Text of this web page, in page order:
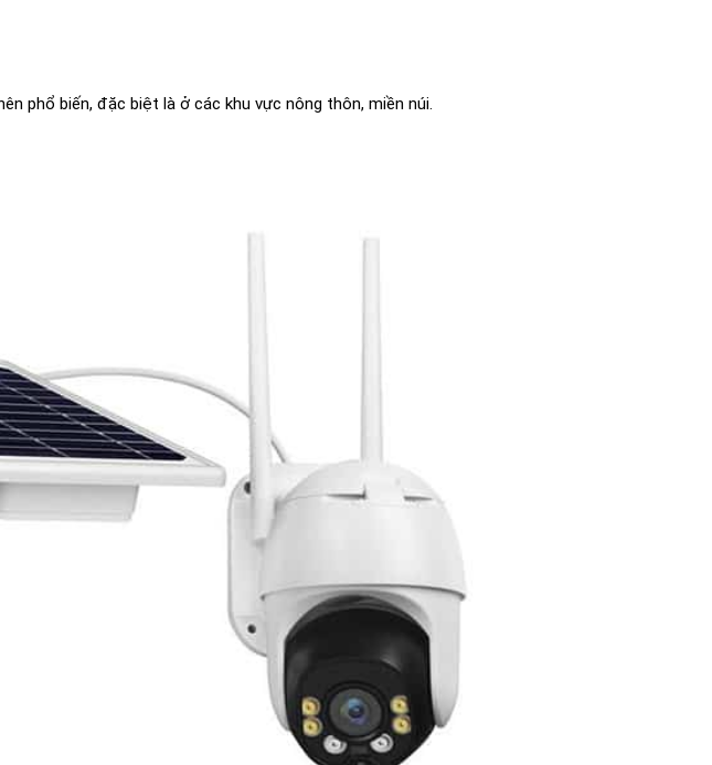
phổ biến, đặc biệt là ở các khu vực nông thôn, miền núi.